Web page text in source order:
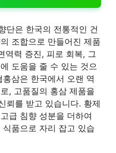
단은 한국의 전통적인 건
조합으로 만들어진 제품
역력 증진, 피로 회복, 그
도움을 줄 수 있는 것으
삼은 한국에서 오랜 역
, 고품질의 홍삼 제품을
뢰를 받고 있습니다. 황제
급 침향 성분을 더하여
품으로 자리 잡고 있습